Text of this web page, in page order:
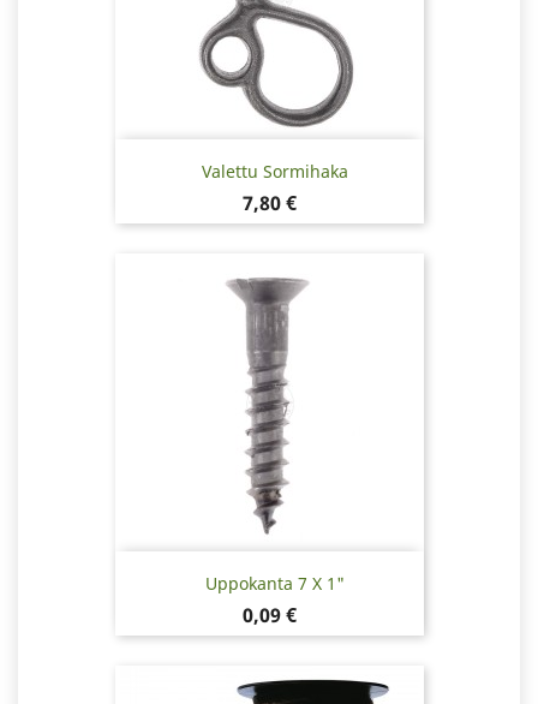
Valettu Sormihaka
Hinta
7,80 €
Uppokanta 7 X 1"
Hinta
0,09 €